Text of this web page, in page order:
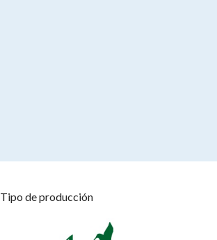
Tipo de producción